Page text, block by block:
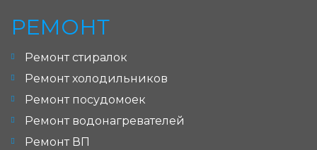
РЕМОНТ
Ремонт стиралок
Ремонт холодильников
Ремонт посудомоек
Ремонт водонагревателей
Ремонт ВП